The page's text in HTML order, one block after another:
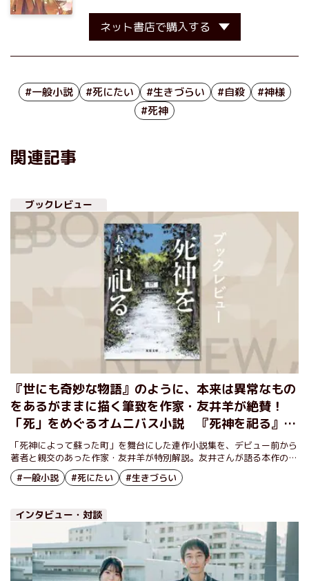
ネット書店で購入する
#一般小説 #死にたい #生きづらい #自殺
#神様
#死神
関連記事
ブックレビュー
『世にも奇妙な物語』のように、本来は異常なもの
をあるがままに描く筆致を作家・友井羊が絶賛！
「死」をめぐるオムニバス小説 『死神を祀る』大
石大
「死神によって蘇った町」を舞台にした連作小説集を、デビュー前から
著者と親交のあった作家・友井羊が特別解説。友井さんが語る本作の魅
力とは⁉
#一般小説 #死にたい #生きづらい
インタビュー・対談